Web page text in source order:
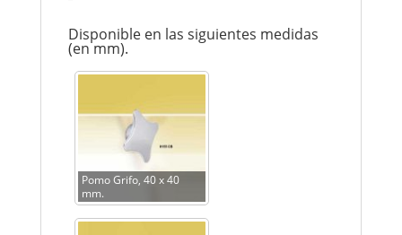
Disponible en las siguientes medidas
(en mm).
Pomo Grifo, 40 x 40
mm.